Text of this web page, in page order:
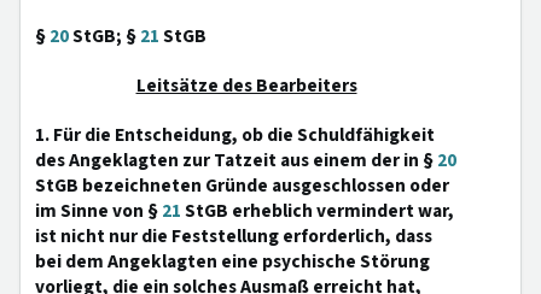
§20StGB; §21StGB
Leitsätze des Bearbeiters
1. Für die Entscheidung, ob die Schuldfähigkeit
des Angeklagten zur Tatzeit aus einem der in §20
StGB bezeichneten Gründe ausgeschlossen oder
im Sinne von §21StGB erheblich vermindert war,
ist nicht nur die Feststellung erforderlich, dass
bei dem Angeklagten eine psychische Störung
vorliegt, die ein solches Ausmaß erreicht hat,